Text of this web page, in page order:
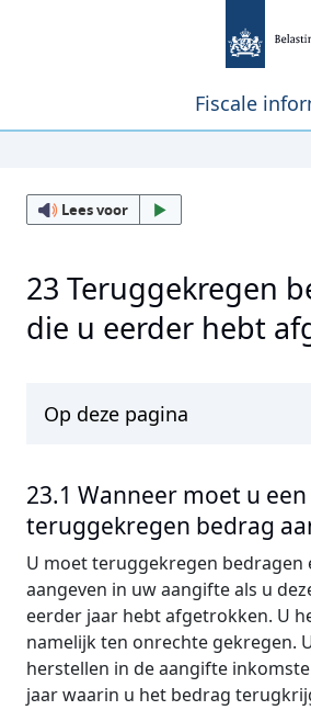
Fiscale
Lees voor
23 Teruggekregen
die u eerder hebt
Op deze pagina
23.1 Wanneer moet u een
teruggekregen bedrag
U moet teruggekregen bedragen
aangeven in uw aangifte als u
eerder jaar hebt afgetrokken. U
namelijk ten onrechte gekregen.
herstellen in de aangifte
jaar waarin u het bedrag